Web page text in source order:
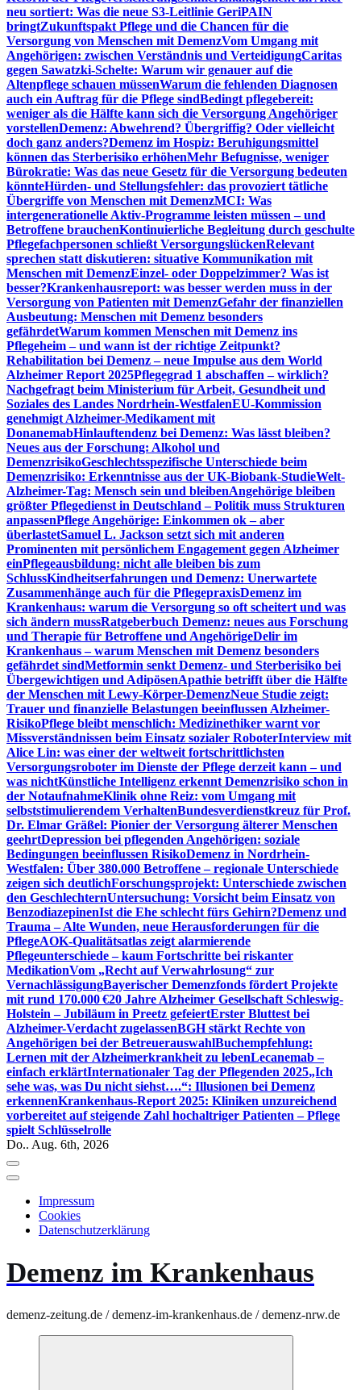
neu sortiert: Was die neue S3-Leitlinie GeriPAIN
bringtZukunftspakt Pflege und die Chancen für die
Versorgung von Menschen mit DemenzVom Umgang mit
Angehörigen: zwischen Verständnis und VerteidigungCaritas
gegen Sawatzki-Schelte: Warum wir genauer auf die
Altenpflege schauen müssenWarum die fehlenden Diagnosen
auch ein Auftrag für die Pflege sindBedingt pflegebereit:
weniger als die Hälfte kann sich die Versorgung Angehöriger
vorstellenDemenz: Abwehrend? Übergriffig? Oder vielleicht
doch ganz anders?Demenz im Hospiz: Beruhigungsmittel
können das Sterberisiko erhöhenMehr Befugnisse, weniger
Bürokratie: Was das neue Gesetz für die Versorgung bedeuten
könnteHürden- und Stellungsfehler: das provoziert tätliche
Übergriffe von Menschen mit DemenzMCI: Was
intergenerationelle Aktiv-Programme leisten müssen – und
Betroffene brauchenKontinuierliche Begleitung durch geschulte
Pflegefachpersonen schließt VersorgungslückenRelevant
sprechen statt diskutieren: situative Kommunikation mit
Menschen mit DemenzEinzel- oder Doppelzimmer? Was ist
besser?Krankenhausreport: was besser werden muss in der
Versorgung von Patienten mit DemenzGefahr der finanziellen
Ausbeutung: Menschen mit Demenz besonders
gefährdetWarum kommen Menschen mit Demenz ins
Pflegeheim – und wann ist der richtige Zeitpunkt?
Rehabilitation bei Demenz – neue Impulse aus dem World
Alzheimer Report 2025Pflegegrad 1 abschaffen – wirklich?
Nachgefragt beim Ministerium für Arbeit, Gesundheit und
Soziales des Landes Nordrhein-WestfalenEU-Kommission
genehmigt Alzheimer-Medikament mit
DonanemabHinlauftendenz bei Demenz: Was lässt bleiben?
Neues aus der Forschung: Alkohol und
DemenzrisikoGeschlechtsspezifische Unterschiede beim
Demenzrisiko: Erkenntnisse aus der UK-Biobank-StudieWelt-
Alzheimer-Tag: Mensch sein und bleibenAngehörige bleiben
größter Pflegedienst in Deutschland – Politik muss Strukturen
anpassenPflege Angehörige: Einkommen ok – aber
überlastetSamuel L. Jackson setzt sich mit anderen
Prominenten mit persönlichem Engagement gegen Alzheimer
einPflegeausbildung: nicht alle bleiben bis zum
SchlussKindheitserfahrungen und Demenz: Unerwartete
Zusammenhänge auch für die PflegepraxisDemenz im
Krankenhaus: warum die Versorgung so oft scheitert und was
sich ändern mussRatgeberbuch Demenz: neues aus Forschung
und Therapie für Betroffene und AngehörigeDelir im
Krankenhaus – warum Menschen mit Demenz besonders
gefährdet sindMetformin senkt Demenz- und Sterberisiko bei
Übergewichtigen und AdipösenApathie betrifft über die Hälfte
der Menschen mit Lewy-Körper-DemenzNeue Studie zeigt:
Trauer und finanzielle Belastungen beeinflussen Alzheimer-
RisikoPflege bleibt menschlich: Medizinethiker warnt vor
Missverständnissen beim Einsatz sozialer RoboterInterview mit
Alice Lin: was einer der weltweit fortschrittlichsten
Versorgungsroboter im Dienste der Pflege derzeit kann – und
was nichtKünstliche Intelligenz erkennt Demenzrisiko schon in
der NotaufnahmeKlinik ohne Reiz: vom Umgang mit
selbststimulierendem VerhaltenBundesverdienstkreuz für Prof.
Dr. Elmar Gräßel: Pionier der Versorgung älterer Menschen
geehrtDepression bei pflegenden Angehörigen: soziale
Bedingungen beeinflussen RisikoDemenz in Nordrhein-
Westfalen: Über 380.000 Betroffene – regionale Unterschiede
zeigen sich deutlichForschungsprojekt: Unterschiede zwischen
den GeschlechternUntersuchung: Vorsicht beim Einsatz von
BenzodiazepinenIst die Ehe schlecht fürs Gehirn?Demenz und
Trauma – Alte Wunden, neue Herausforderungen für die
PflegeAOK-Qualitätsatlas zeigt alarmierende
Pflegeunterschiede – kaum Fortschritte bei riskanter
MedikationVom „Recht auf Verwahrlosung“ zur
VernachlässigungBayerischer Demenzfonds fördert Projekte
mit rund 170.000 €20 Jahre Alzheimer Gesellschaft Schleswig-
Holstein – Jubiläum in Preetz gefeiertErster Bluttest bei
Alzheimer-Verdacht zugelassenBGH stärkt Rechte von
Angehörigen bei der BetreuerauswahlBuchempfehlung:
Lernen mit der Alzheimerkrankheit zu lebenLecanemab –
einfach erklärtInternationaler Tag der Pflegenden 2025„Ich
sehe was, was Du nicht siehst….“: Illusionen bei Demenz
erkennenKrankenhaus-Report 2025: Kliniken unzureichend
vorbereitet auf steigende Zahl hochaltriger Patienten – Pflege
spielt Schlüsselrolle
Do.. Aug. 6th, 2026
Impressum
Cookies
Datenschutzerklärung
Demenz im Krankenhaus
demenz-zeitung.de / demenz-im-krankenhaus.de / demenz-nrw.de